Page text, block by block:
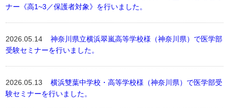
ナー《高1~3／保護者対象》を行いました。
2026.05.14神奈川県立横浜翠嵐高等学校様（神奈川県）で医学部
受験セミナーを行いました。
2026.05.13横浜雙葉中学校・高等学校様（神奈川県）で医学部受
験セミナーを行いました。